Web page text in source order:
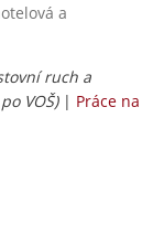
a
ruch a
VOŠ)| Práce na